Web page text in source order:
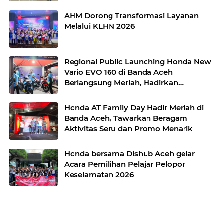
AHM Dorong Transformasi Layanan
Melalui KLHN 2026
Regional Public Launching Honda New
Vario EVO 160 di Banda Aceh
Berlangsung Meriah, Hadirkan
Masyarakat
Honda AT Family Day Hadir Meriah di
Banda Aceh, Tawarkan Beragam
Aktivitas Seru dan Promo Menarik
Honda bersama Dishub Aceh gelar
Acara Pemilihan Pelajar Pelopor
Keselamatan 2026